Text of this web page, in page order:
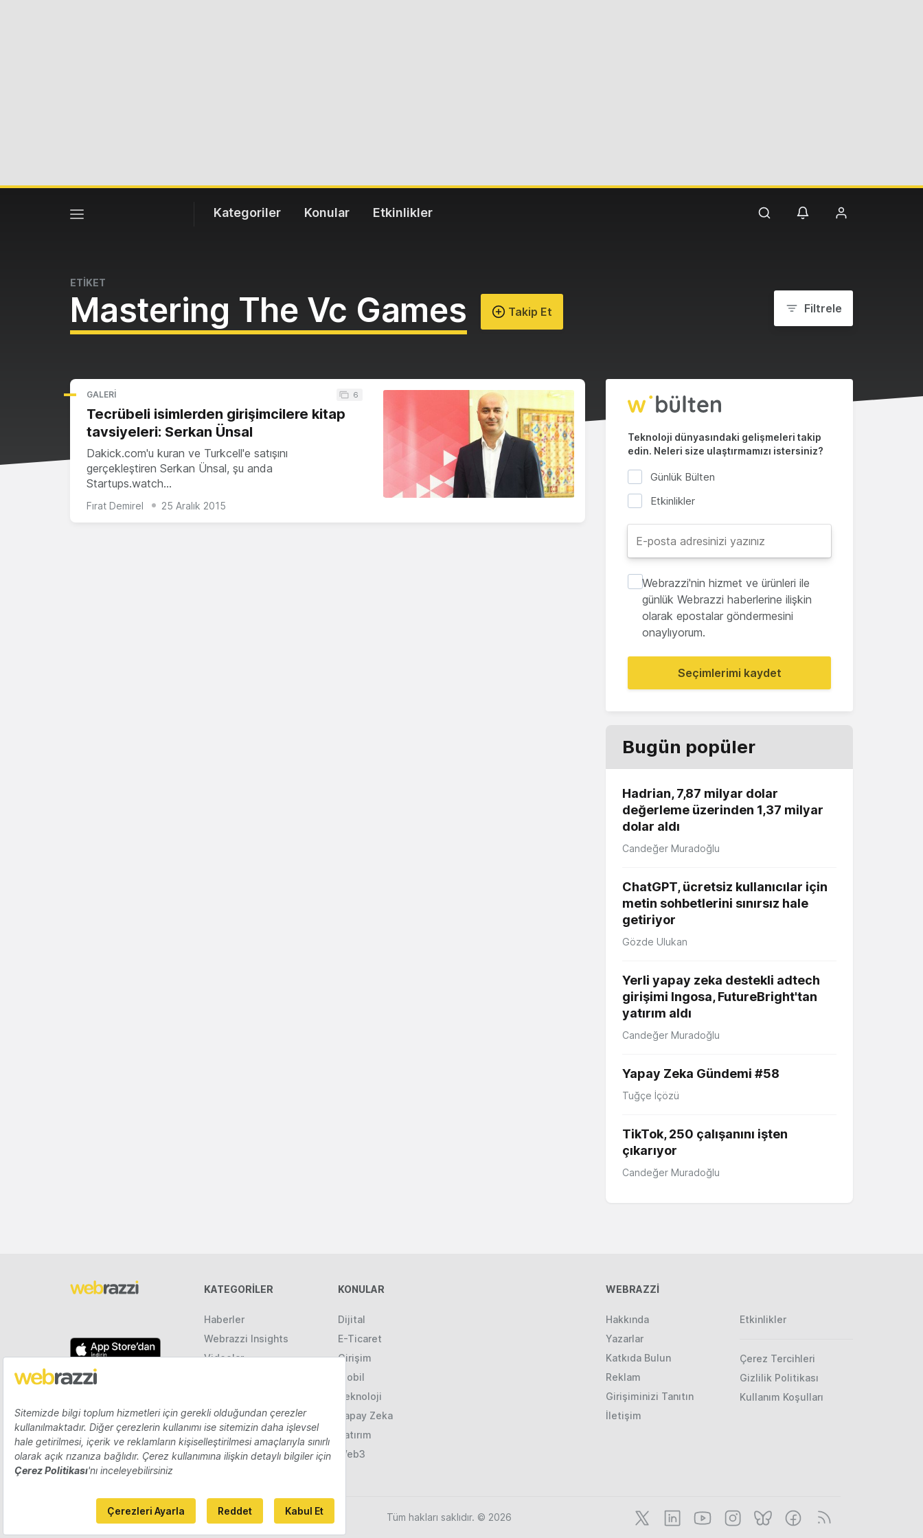
Kategoriler Konular Etkinlikler
ETİKET
Mastering The Vc Games Takip Et Filtrele
GALERI 6
Tecrübeli isimlerden girişimcilere kitap
tavsiyeleri: Serkan Ünsal
Dakick.com'u kuran ve Turkcell'e satışını
gerçekleştiren Serkan Ünsal, şu anda
Startups.watch…
Fırat Demirel 25 Aralık 2015
Teknoloji dünyasındaki gelişmeleri takip
edin. Neleri size ulaştırmamızı istersiniz?
Günlük Bülten
Etkinlikler
Webrazzi'nin hizmet ve ürünleri ile
günlük Webrazzi haberlerine ilişkin
olarak epostalar göndermesini
onaylıyorum.
Seçimlerimi kaydet
Bugün popüler
Hadrian, 7,87 milyar dolar
değerleme üzerinden 1,37 milyar
dolar aldı
Candeğer Muradoğlu
ChatGPT, ücretsiz kullanıcılar için
metin sohbetlerini sınırsız hale
getiriyor
Gözde Ulukan
Yerli yapay zeka destekli adtech
girişimi Ingosa, FutureBright'tan
yatırım aldı
Candeğer Muradoğlu
Yapay Zeka Gündemi #58
Tuğçe İçözü
TikTok, 250 çalışanını işten
çıkarıyor
Candeğer Muradoğlu
KATEGORILER
Haberler
Webrazzi Insights
Videolar
KONULAR
Dijital
E-Ticaret
Girişim
Mobil
Teknoloji
Yapay Zeka
Yatırım
Web3
WEBRAZZİ
Hakkında
Yazarlar
Katkıda Bulun
Reklam
Girişiminizi Tanıtın
İletişim
Etkinlikler
Çerez Tercihleri
Gizlilik Politikası
Kullanım Koşulları
Tüm hakları saklıdır. © 2026